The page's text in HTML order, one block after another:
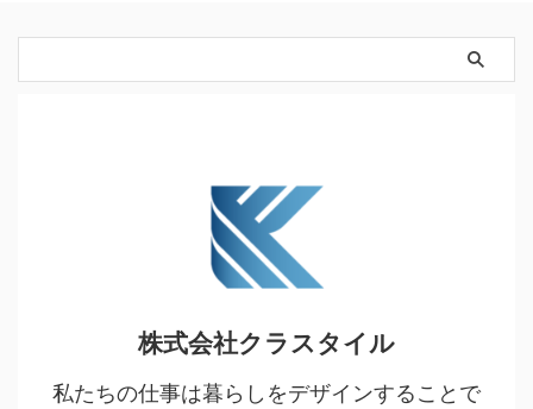
株式会社クラスタイル
私たちの仕事は暮らしをデザインすることで